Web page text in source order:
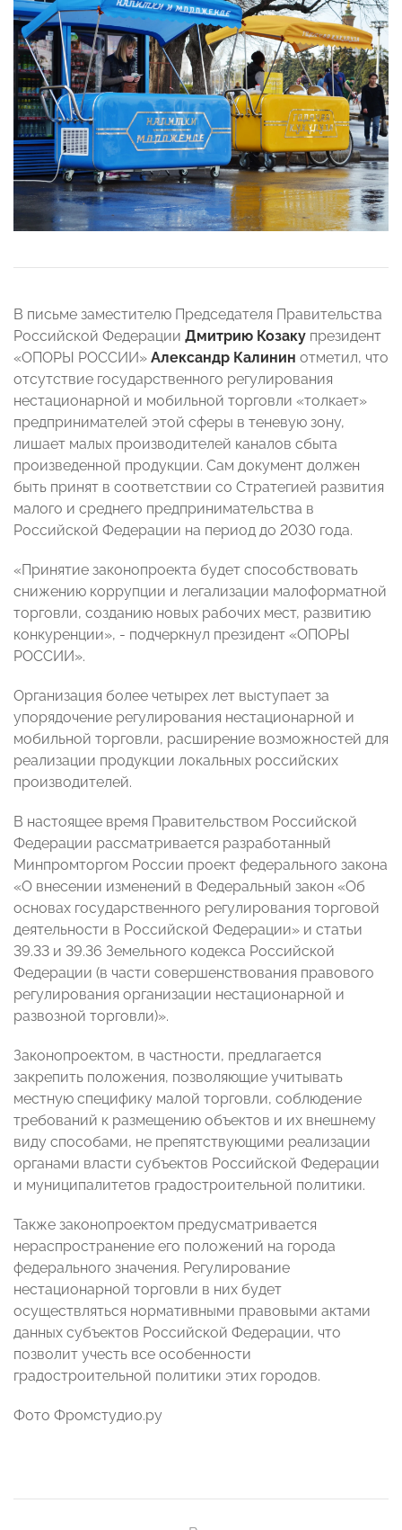
В письме заместителю Председателя Правительства
Российской Федерации Дмитрию Козаку президент
«ОПОРЫ РОССИИ» Александр Калинин отметил, что
отсутствие государственного регулирования
нестационарной и мобильной торговли «толкает»
предпринимателей этой сферы в теневую зону,
лишает малых производителей каналов сбыта
произведенной продукции. Сам документ должен
быть принят в соответствии со Стратегией развития
малого и среднего предпринимательства в
Российской Федерации на период до 2030 года.
«Принятие законопроекта будет способствовать
снижению коррупции и легализации малоформатной
торговли, созданию новых рабочих мест, развитию
конкуренции», - подчеркнул президент «ОПОРЫ
РОССИИ».
Организация более четырех лет выступает за
упорядочение регулирования нестационарной и
мобильной торговли, расширение возможностей для
реализации продукции локальных российских
производителей.
В настоящее время Правительством Российской
Федерации рассматривается разработанный
Минпромторгом России проект федерального закона
«О внесении изменений в Федеральный закон «Об
основах государственного регулирования торговой
деятельности в Российской Федерации» и статьи
39.33 и 39.36 Земельного кодекса Российской
Федерации (в части совершенствования правового
регулирования организации нестационарной и
развозной торговли)».
Законопроектом, в частности, предлагается
закрепить положения, позволяющие учитывать
местную специфику малой торговли, соблюдение
требований к размещению объектов и их внешнему
виду способами, не препятствующими реализации
органами власти субъектов Российской Федерации
и муниципалитетов градостроительной политики.
Также законопроектом предусматривается
нераспространение его положений на города
федерального значения. Регулирование
нестационарной торговли в них будет
осуществляться нормативными правовыми актами
данных субъектов Российской Федерации, что
позволит учесть все особенности
градостроительной политики этих городов.
Фото Фромстудио.ру